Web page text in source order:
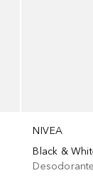
NIVEA
Black &
Desodorante